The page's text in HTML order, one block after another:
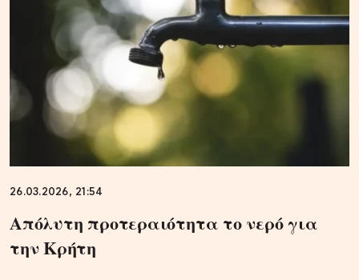
26.03.2026, 21:54
Απόλυτη προτεραιότητα το νερό για
την Κρήτη